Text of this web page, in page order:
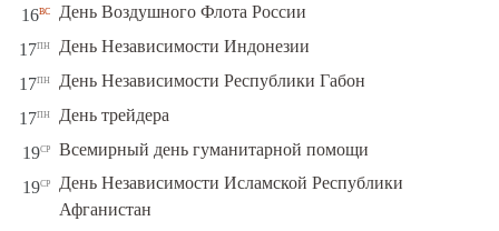
16вс День Воздушного Флота России
17пн День Независимости Индонезии
17пн День Независимости Республики Габон
17пн День трейдера
19ср Всемирный день гуманитарной помощи
19ср
День Независимости Исламской Республики
Афганистан